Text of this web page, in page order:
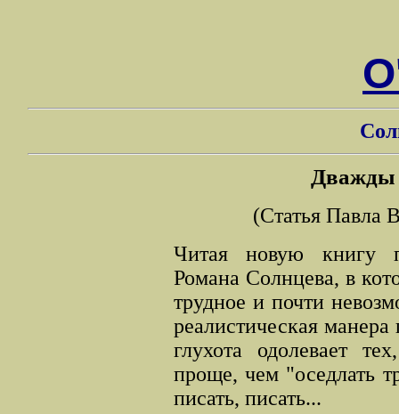
Дважды
(Статья Павла
Читая новую книгу
Романа Солнцева, в
трудное и почти
реалистическая
глухота одолевает
проще, чем "оседлать
писать, писать...